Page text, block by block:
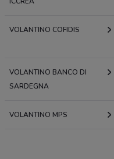
VOLANTINO COFIDIS
VOLANTINO BANCO DI
SARDEGNA
VOLANTINO MPS